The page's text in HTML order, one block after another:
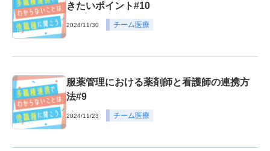
きたいポイント#10
2024/11/30 チーム医療
服薬管理における薬剤師と看護師の連携方
法#9
2024/11/23 チーム医療